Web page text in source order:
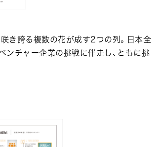
咲き誇る複数の花が成す2つの列。日本全
ンチャー企業の挑戦に伴走し、ともに挑